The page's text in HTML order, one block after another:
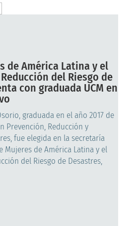
de América Latina y el
del Riesgo de
con graduada UCM en
graduada en el año 2017 de
Prevención, Reducción y
fue elegida en la secretaría
Mujeres de América Latina y el
del Riesgo de Desastres,